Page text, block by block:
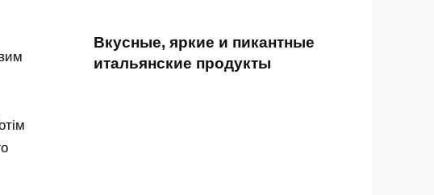
Вкусные, яркие и пикантные
итальянские продукты